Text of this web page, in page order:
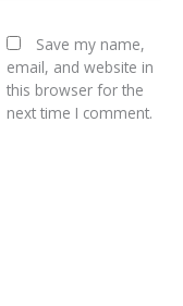
Save my name,
email, and website in
this browser for the
next time I comment.